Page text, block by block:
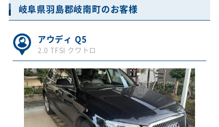
岐阜県羽島郡岐南町のお客様
アウディ Q5
2.0 TFSI クワトロ